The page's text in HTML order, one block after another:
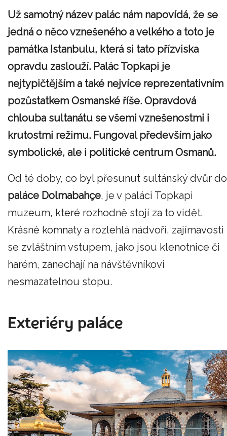
Už samotný název palác nám napovídá, že se
jedná o něco vznešeného a velkého a toto je
památka Istanbulu, která si tato přízviska
opravdu zaslouží. Palác Topkapi je
nejtypičtějším a také nejvíce reprezentativním
pozůstatkem Osmanské říše. Opravdová
chlouba sultanátu se všemi vznešenostmi i
krutostmi režimu. Fungoval především jako
symbolické, ale i politické centrum Osmanů.
Od té doby, co byl přesunut sultánský dvůr do
paláce Dolmabahçe, je v paláci Topkapi
muzeum, které rozhodně stojí za to vidět.
Krásné komnaty a rozlehlá nádvoří, zajímavosti
se zvláštním vstupem, jako jsou klenotnice či
harém, zanechají na návštěvníkovi
nesmazatelnou stopu.
Exteriéry paláce